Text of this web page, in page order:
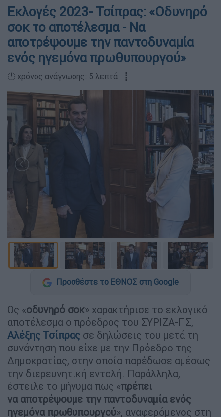
Eκλογές 2023- Τσίπρας: «Οδυνηρό
σοκ το αποτέλεσμα - Να
αποτρέψουμε την παντοδυναμία
ενός ηγεμόνα πρωθυπουργού»
🕛 χρόνος ανάγνωσης: 5 λεπτά ┋
Προσθέστε το ΕΘΝΟΣ στη Google
Ως «οδυνηρό σοκ» χαρακτήρισε το εκλογικό
αποτέλεσμα ο πρόεδρος του ΣΥΡΙΖΑ-ΠΣ,
Αλέξης Τσίπρας σε δηλώσεις του μετά τη
συνάντηση που είχε με την Πρόεδρο της
Δημοκρατίας, στην οποία παρέδωσε αμέσως
την διερευνητική εντολή. Παράλληλα,
έστειλε το μήνυμα πως «πρέπει
να αποτρέψουμε την παντοδυναμία ενός
ηγεμόνα πρωθυπουργού», αναφερόμενος στη